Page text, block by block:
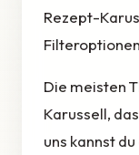
Rezept-
Die meisten
Karussell,
uns kannst